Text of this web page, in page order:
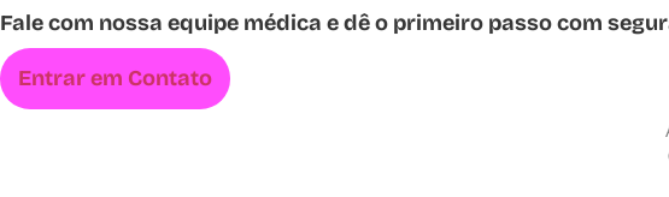
Fale com nossa equipe médica e dê o primeiro passo com
Entrar em Contato